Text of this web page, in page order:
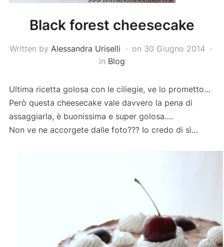
Black forest cheesecake
Written by Alessandra Uriselli on 30 Giugno 2014
in Blog
Ultima ricetta golosa con le ciliegie, ve lo prometto…
Però questa cheesecake vale davvero la pena di
assaggiarla, è buonissima e super golosa….
Non ve ne accorgete dalle foto??? Io credo di sì…